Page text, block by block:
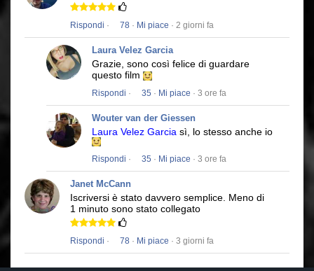
Rispondi · 78 · Mi piace · 2 giorni fa
Laura Velez Garcia
Grazie, sono così felice di guardare
questo film
Rispondi · 35 · Mi piace · 3 ore fa
Wouter van der Giessen
Laura Velez Garcia sì, lo stesso anche io
Rispondi · 35 · Mi piace · 3 ore fa
Janet McCann
Iscriversi è stato davvero semplice. Meno di
1 minuto sono stato collegato
Rispondi · 78 · Mi piace · 3 giorni fa